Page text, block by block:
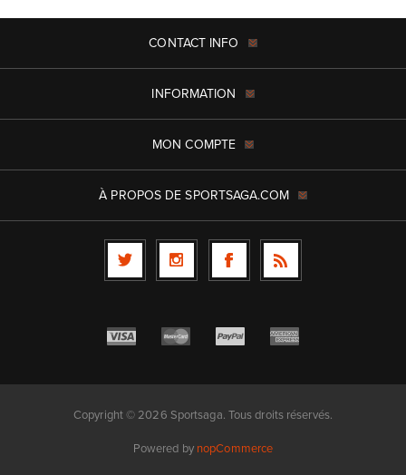
CONTACT INFO
INFORMATION
MON COMPTE
À PROPOS DE SPORTSAGA.COM
Copyright © 2026 Sportsaga. Tous droits réservés.
Powered by nopCommerce